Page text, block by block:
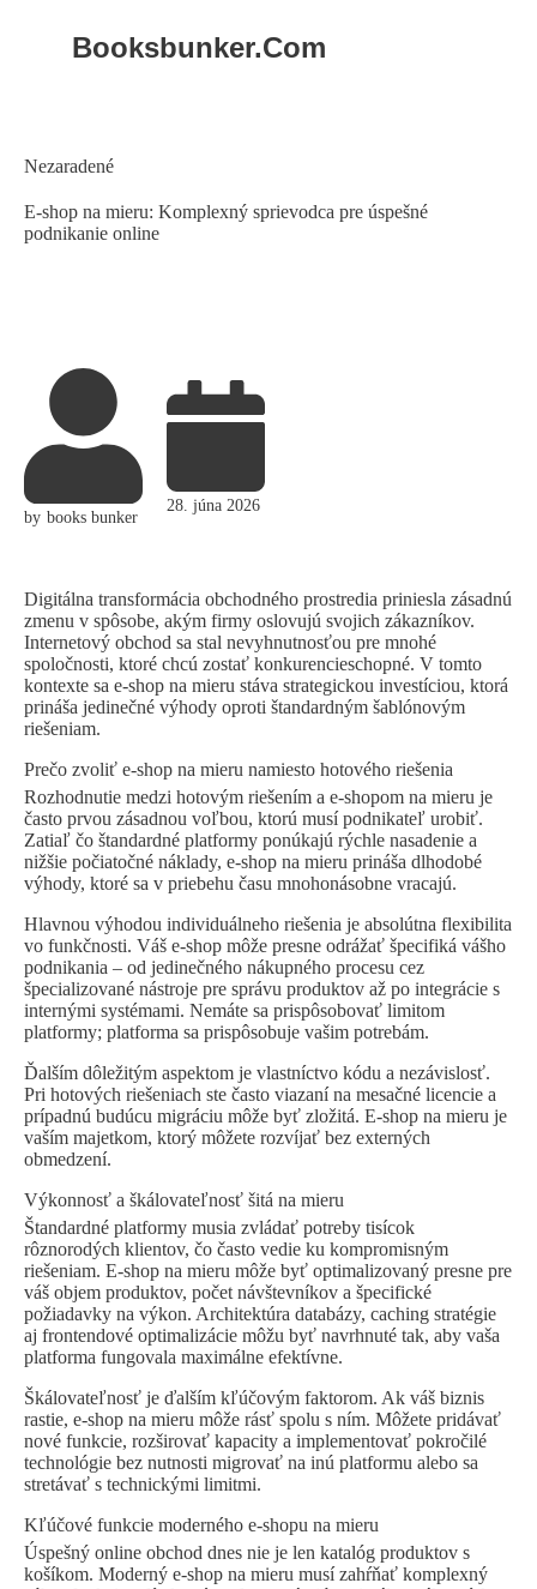
Booksbunker.com
E-shop na mieru: Komplexný sprievodca pre úspešné
podnikanie online
Category
Nezaradené
by books bunker
28. júna 2026
Digitálna transformácia obchodného prostredia priniesla zásadnú
zmenu v spôsobe, akým firmy oslovujú svojich zákazníkov.
Internetový obchod sa stal nevyhnutnosťou pre mnohé
spoločnosti, ktoré chcú zostať konkurencieschopné. V tomto
kontexte sa e-shop na mieru stáva strategickou investíciou, ktorá
prináša jedinečné výhody oproti štandardným šablónovým
riešeniam.
Prečo zvoliť e-shop na mieru namiesto hotového riešenia
Rozhodnutie medzi hotovým riešením a e-shopom na mieru je
často prvou zásadnou voľbou, ktorú musí podnikateľ urobiť.
Zatiaľ čo štandardné platformy ponúkajú rýchle nasadenie a
nižšie počiatočné náklady, e-shop na mieru prináša dlhodobé
výhody, ktoré sa v priebehu času mnohonásobne vracajú.
Hlavnou výhodou individuálneho riešenia je absolútna flexibilita
vo funkčnosti. Váš e-shop môže presne odrážať špecifiká vášho
podnikania – od jedinečného nákupného procesu cez
špecializované nástroje pre správu produktov až po integrácie s
internými systémami. Nemáte sa prispôsobovať limitom
platformy; platforma sa prispôsobuje vašim potrebám.
Ďalším dôležitým aspektom je vlastníctvo kódu a nezávislosť.
Pri hotových riešeniach ste často viazaní na mesačné licencie a
prípadnú budúcu migráciu môže byť zložitá. E-shop na mieru je
vaším majetkom, ktorý môžete rozvíjať bez externých
obmedzení.
Výkonnosť a škálovateľnosť šitá na mieru
Štandardné platformy musia zvládať potreby tisícok
rôznorodých klientov, čo často vedie ku kompromisným
riešeniam. E-shop na mieru môže byť optimalizovaný presne pre
váš objem produktov, počet návštevníkov a špecifické
požiadavky na výkon. Architektúra databázy, caching stratégie
aj frontendové optimalizácie môžu byť navrhnuté tak, aby vaša
platforma fungovala maximálne efektívne.
Škálovateľnosť je ďalším kľúčovým faktorom. Ak váš biznis
rastie, e-shop na mieru môže rásť spolu s ním. Môžete pridávať
nové funkcie, rozširovať kapacity a implementovať pokročilé
technológie bez nutnosti migrovať na inú platformu alebo sa
stretávať s technickými limitmi.
Kľúčové funkcie moderného e-shopu na mieru
Úspešný online obchod dnes nie je len katalóg produktov s
košíkom. Moderný e-shop na mieru musí zahŕňať komplexný